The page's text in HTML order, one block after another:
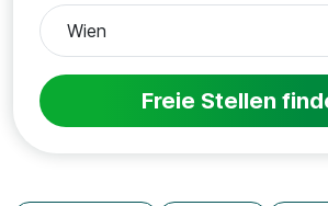
Freie Stellen